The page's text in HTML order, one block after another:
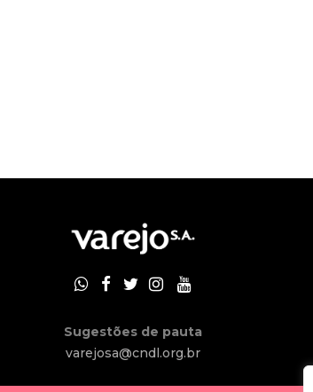
Sugestões de pauta
varejosa@cndl.org.br